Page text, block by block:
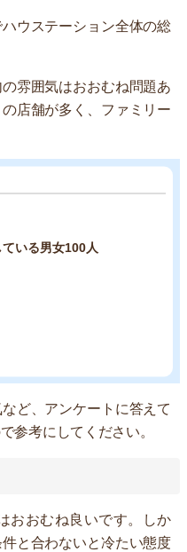
ウステーション全体の総
雰囲気はおおむね問題あ
店舗が多く、ファミリー
いる男女100人
ど、アンケートに答えて
参考にしてください。
おおむね良いです。しか
と合わないと冷たい態度